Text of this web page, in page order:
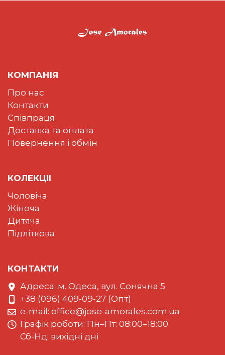
КОМПАНІЯ
Про нас
Контакти
Співпраця
Доставка та оплата
Повернення і обмін
КОЛЕКЦII
Чоловіча
Жіноча
Дитяча
Підліткова
КОНТАКТИ
Адреса: м. Одеса, вул. Сонячна 5
+38 (096) 409-09-27 (Опт)
e-mail: office@jose-amorales.com.ua
Графiк роботи: Пн–Пт: 08:00–18:00
Сб-Нд: вихідні дні